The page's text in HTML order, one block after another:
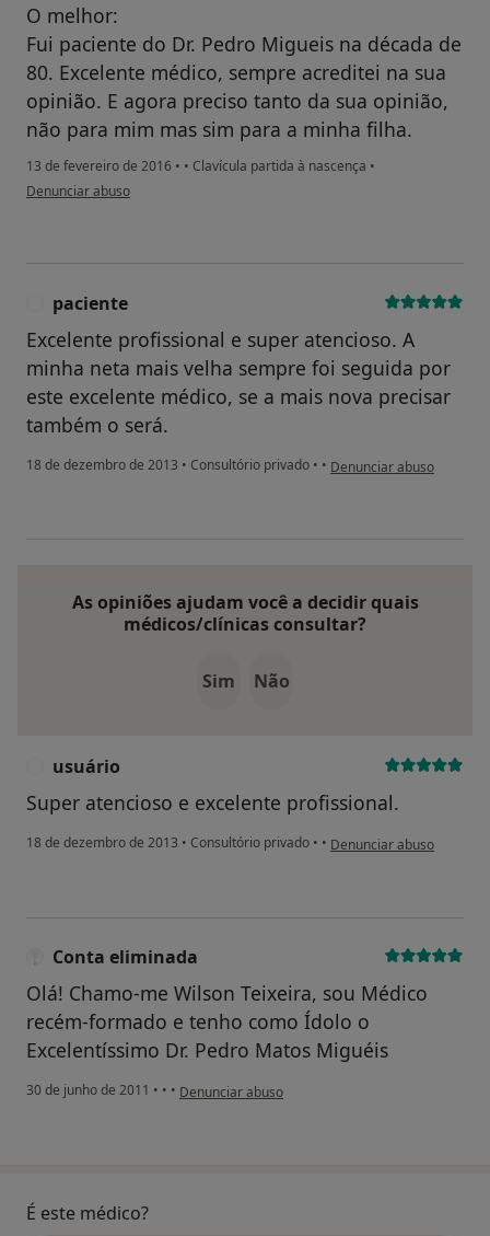
O melhor:
Fui paciente do Dr. Pedro Migueis na década de
80. Excelente médico, sempre acreditei na sua
opinião. E agora preciso tanto da sua opinião,
não para mim mas sim para a minha filha.
13 de fevereiro de 2016 • • Clavícula partida à nascença •
na opinião do utilizador anônimo
Denunciar abuso
paciente
Excelente profissional e super atencioso. A
minha neta mais velha sempre foi seguida por
este excelente médico, se a mais nova precisar
também o será.
18 de dezembro de 2013 • Consultório privado • • na opinião do utilizador
Denunciar abuso
As opiniões ajudam você a decidir quais
médicos/clínicas consultar?
Sim Não
usuário
Super atencioso e excelente profissional.
18 de dezembro de 2013 • Consultório privado • • na opinião do utilizador
Denunciar abuso
Conta eliminada
Olá! Chamo-me Wilson Teixeira, sou Médico
recém-formado e tenho como Ídolo o
Excelentíssimo Dr. Pedro Matos Miguéis
30 de junho de 2011 • • • na opinião do utilizador Conta eliminada
Denunciar abuso
É este médico?